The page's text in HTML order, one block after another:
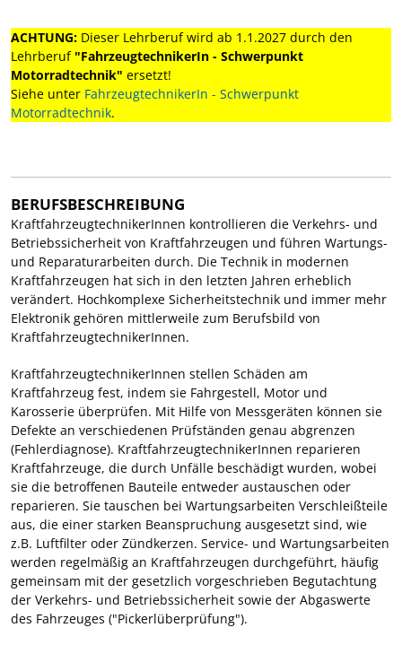
ACHTUNG: Dieser Lehrberuf wird ab 1.1.2027 durch den
Lehrberuf "FahrzeugtechnikerIn - Schwerpunkt
Motorradtechnik" ersetzt!
Siehe unter FahrzeugtechnikerIn - Schwerpunkt
Motorradtechnik.
BERUFSBESCHREIBUNG
KraftfahrzeugtechnikerInnen kontrollieren die Verkehrs- und
Betriebssicherheit von Kraftfahrzeugen und führen Wartungs-
und Reparaturarbeiten durch. Die Technik in modernen
Kraftfahrzeugen hat sich in den letzten Jahren erheblich
verändert. Hochkomplexe Sicherheitstechnik und immer mehr
Elektronik gehören mittlerweile zum Berufsbild von
KraftfahrzeugtechnikerInnen.
KraftfahrzeugtechnikerInnen stellen Schäden am
Kraftfahrzeug fest, indem sie Fahrgestell, Motor und
Karosserie überprüfen. Mit Hilfe von Messgeräten können sie
Defekte an verschiedenen Prüfständen genau abgrenzen
(Fehlerdiagnose). KraftfahrzeugtechnikerInnen reparieren
Kraftfahrzeuge, die durch Unfälle beschädigt wurden, wobei
sie die betroffenen Bauteile entweder austauschen oder
reparieren. Sie tauschen bei Wartungsarbeiten Verschleißteile
aus, die einer starken Beanspruchung ausgesetzt sind, wie
z.B. Luftfilter oder Zündkerzen. Service- und Wartungsarbeiten
werden regelmäßig an Kraftfahrzeugen durchgeführt, häufig
gemeinsam mit der gesetzlich vorgeschrieben Begutachtung
der Verkehrs- und Betriebssicherheit sowie der Abgaswerte
des Fahrzeuges ("Pickerlüberprüfung").